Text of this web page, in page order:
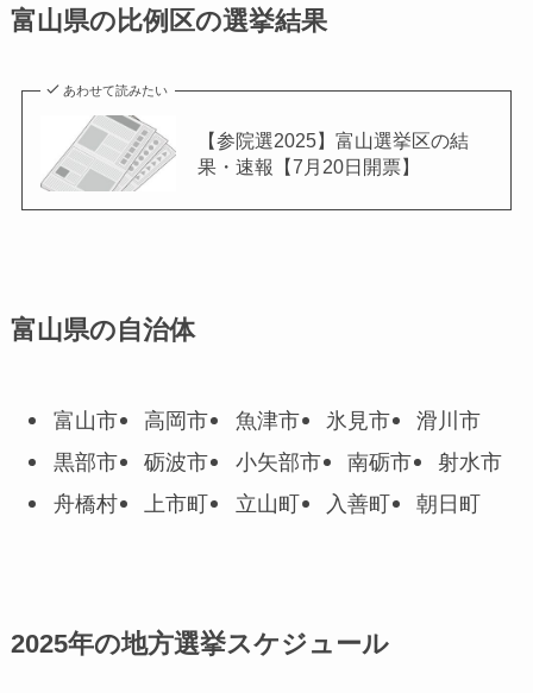
富山県の比例区の選挙結果
あわせて読みたい
【参院選2025】富山選挙区の結
果・速報【7月20日開票】
富山県の自治体
富山市 高岡市 魚津市 氷見市
滑川市
黒部市
砺波市 小矢部市 南砺市
射水市
舟橋村
上市町 立山町 入善町 朝日町
2025年の地方選挙スケジュール